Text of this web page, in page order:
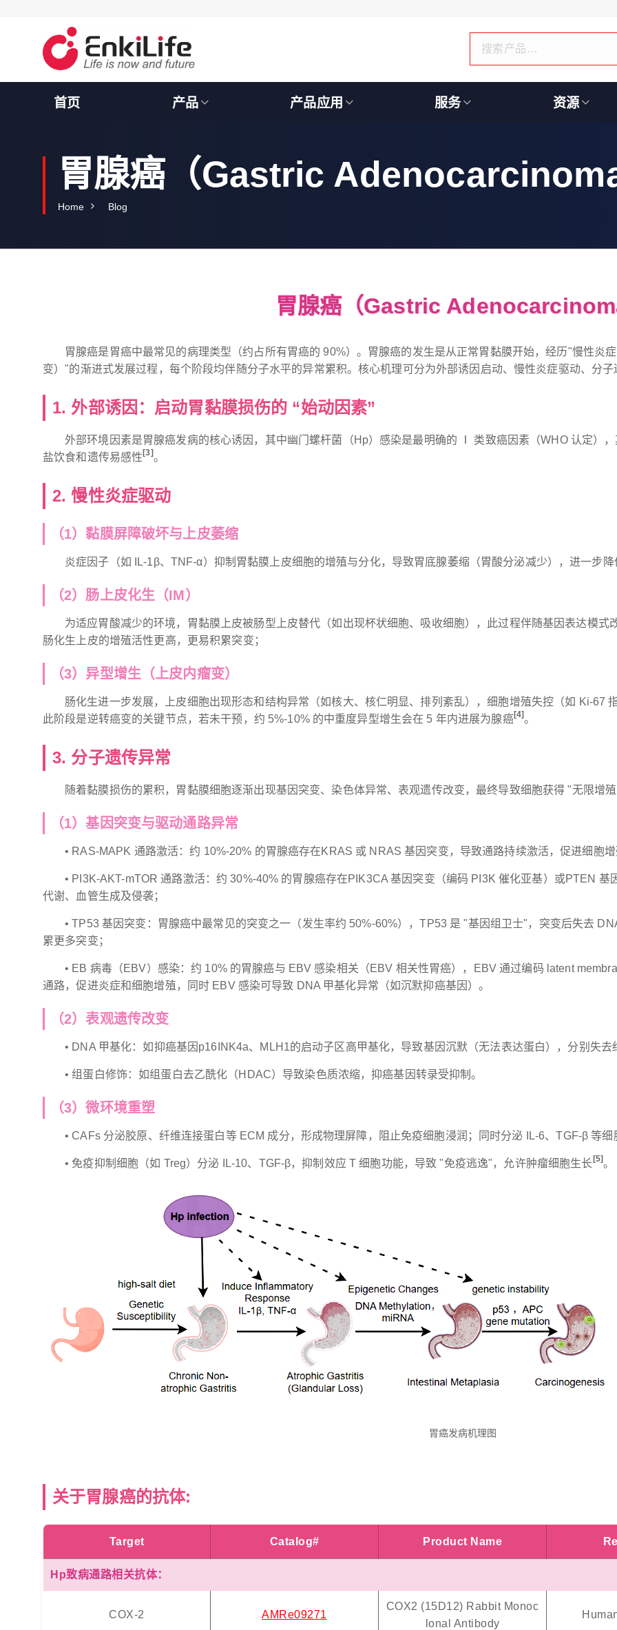
o
首页 产品 产品应用 服务 资源
胃腺癌（Gastric Adenocarcinoma
Home Blog
胃腺癌（Gastric
胃腺癌是胃癌中最常见的病理类型（约占所有胃癌的 90%）。胃腺癌的发生是从正常胃黏膜开始，经历"慢性
变）"的渐进式发展过程，每个阶段均伴随分子水平的异常累积。核心机理可分为外部诱因启动、慢性炎症驱动、分
1. 外部诱因：启动胃黏膜损伤的 “始动因素”
外部环境因素是胃腺癌发病的核心诱因，其中幽门螺杆菌（Hp）感染是最明确的 Ⅰ 类致癌因素（WHO 认定）
盐饮食和遗传易感性[3]。
2. 慢性炎症驱动
（1）黏膜屏障破坏与上皮萎缩
炎症因子（如 IL-1β、TNF-α）抑制胃黏膜上皮细胞的增殖与分化，导致胃底腺萎缩（胃酸分泌减少），进一步降
（2）肠上皮化生（IM）
为适应胃酸减少的环境，胃黏膜上皮被肠型上皮替代（如出现杯状细胞、吸收细胞），此过程伴随基因表达模式
肠化生上皮的增殖活性更高，更易积累突变；
（3）异型增生（上皮内瘤变）
肠化生进一步发展，上皮细胞出现形态和结构异常（如核大、核仁明显、排列紊乱），细胞增殖失控（如 Ki-67
此阶段是逆转癌变的关键节点，若未干预，约 5%-10% 的中重度异型增生会在 5 年内进展为腺癌[4]。
3. 分子遗传异常
随着黏膜损伤的累积，胃黏膜细胞逐渐出现基因突变、染色体异常、表观遗传改变，最终导致细胞获得 "无限增
（1）基因突变与驱动通路异常
• RAS-MAPK 通路激活：约 10%-20% 的胃腺癌存在KRAS 或 NRAS 基因突变，导致通路持续激活，促进细胞增
• PI3K-AKT-mTOR 通路激活：约 30%-40% 的胃腺癌存在PIK3CA 基因突变（编码 PI3K 催化亚基）或PTEN
代谢、血管生成及侵袭；
• TP53 基因突变：胃腺癌中最常见的突变之一（发生率约 50%-60%），TP53 是 "基因组卫士"，突变后失去
累更多突变；
• EB 病毒（EBV）感染：约 10% 的胃腺癌与 EBV 感染相关（EBV 相关性胃癌），EBV 通过编码 latent
通路，促进炎症和细胞增殖，同时 EBV 感染可导致 DNA 甲基化异常（如沉默抑癌基因）。
（2）表观遗传改变
• DNA 甲基化：如抑癌基因p16INK4a、MLH1的启动子区高甲基化，导致基因沉默（无法表达蛋白），分别失去
• 组蛋白修饰：如组蛋白去乙酰化（HDAC）导致染色质浓缩，抑癌基因转录受抑制。
（3）微环境重塑
• CAFs 分泌胶原、纤维连接蛋白等 ECM 成分，形成物理屏障，阻止免疫细胞浸润；同时分泌 IL-6、TGF-β 等细
• 免疫抑制细胞（如 Treg）分泌 IL-10、TGF-β，抑制效应 T 细胞功能，导致 "免疫逃逸"，允许肿瘤细胞生长[5]。
胃癌发病机理图
关于胃腺癌的抗体:
Target Catalog# Product Name
Hp致病通路相关抗体：
COX-2 AMRe09271
COX2 (15D12) Rabbit Monoc
lonal Antibody